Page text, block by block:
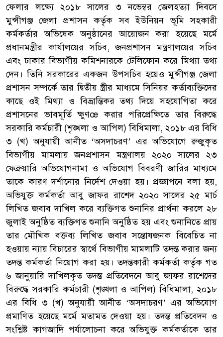
ফেলার লক্ষ্যে ২০১৮ সালের ৩ নভেম্বর জেলহত্যা দিবসে
মুন্সীগঞ্জ জেলা প্রশাসন কর্তৃক সব ইউনিয়ন ভূমি সহকারী
কর্মকর্তার অভিষেক অনুষ্ঠানের আয়োজন করা হয়েছে মর্মে
প্রধানমন্ত্রীর কার্যালয়ের সচিব, জনপ্রশাসন মন্ত্রণালয়ের সচিব
এবং ঢাকার বিভাগীয় কমিশনারকে টেলিফোন করে মিথ্যা তথ্য
দেন। তিনি সরকারের একজন উপসচিব হয়েও মুন্সীগঞ্জ জেলা
প্রশাসন সম্পর্কে তার দ্বিতীয় স্ত্রীর মাধ্যমে সিনিয়র কর্তাব্যক্তিদের
কাছে ওই মিথ্যা ও বিভ্রান্তিকর তথ্য দিয়ে সহযোগিতা করে
প্রশাসনের ভাবমূর্তি ক্ষুণœ করার পরিপ্রেক্ষিতে তার বিরুদ্ধে
সরকারি কর্মচারী (শৃঙ্খলা ও আপিল) বিধিমালা, ২০১৮ এর বিধি
৩ (খ) অনুযায়ী আনীত ‘অসদাচরণ’ এর অভিযোগে রুজুকৃত
বিভাগীয় মামলায় জনপ্রশাসন মন্ত্রণালয় ২০২০ সালের ২৩
ফেব্রুয়ারি অভিযোগনামা ও অভিযোগ বিবরণী জারির মাধ্যমে
তাকে কারণ দর্শানোর নির্দেশ দেওয়া হয়। প্রজ্ঞাপনে বলা হয়,
অভিযুক্ত কর্মকর্তা আবু জাফর রাশেদ ২০২০ সালের ২৫ মার্চ
লিখিত জবাব দাখিল করে ব্যক্তিগত শুনানির প্রার্থনা করলে ২৮
জুলাই অনুষ্ঠিত ব্যক্তিগত শুনানি অনুষ্ঠিত হয় এবং শুনানিতে প্রায়
তার মৌখিক বক্তব্য লিখিত জবাব সন্তোষজনক বিবেচিত না
হওয়ায় ন্যায় বিচারের স্বার্থে বিভাগীয় মামলাটি তদন্ত করার জন্য
তদন্ত কর্মকর্তা নিয়োগ করা হয়। তদন্তকারী কর্মকর্তা কর্তৃক গত
৬ জানুয়ারি দাখিলকৃত তদন্ত প্রতিবেদনে আবু জাফর রাশেদের
বিরুদ্ধে সরকারি কর্মচারী (শৃঙ্খলা ও আপিল) বিধিমালা, ২০১৮
এর বিধি ৩ (খ) অনুযায়ী আনীত ‘অসদাচরণ’ এর অভিযোগ
প্রমাণিত হয়েছে মর্মে মতামত দেওয়া হয়। তদন্ত প্রতিবেদন ও
সংশ্লিষ্ট কাগজাদি পর্যালোচনা করে অভিযুক্ত কর্মকর্তাকে তার